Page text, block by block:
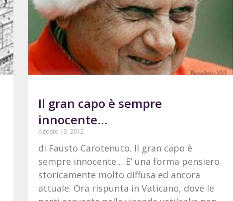
Il gran capo è sempre
innocente…
Agosto 13, 2012
di Fausto Carotenuto. Il gran capo è
sempre innocente… E’ una forma pensiero
storicamente molto diffusa ed ancora
attuale. Ora rispunta in Vaticano, dove le